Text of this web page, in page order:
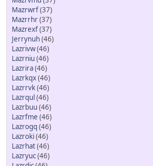
Mazrwrf(37)
Mazrrhr(37)
Mazrexf(37)
Jerrynuh(46)
Lazrivw(46)
Lazrniu (46)
Lazrira(46)
Lazrkqx(46)
Lazrrvk(46)
Lazrqul(46)
Lazrbuu (46)
Lazrfme (46)
Lazrogq (46)
Lazroki(46)
Lazrhat(46)
Lazryuc(46)